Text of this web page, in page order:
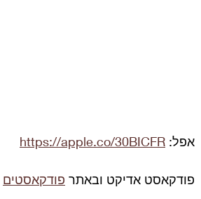
אפל: https://apple.co/30BICFR
פודקאסט אדיקט ובאתר פודקאסטים